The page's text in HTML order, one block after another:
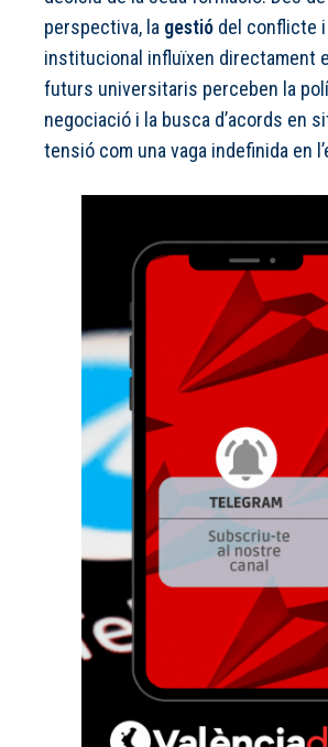
perspectiva, la gestió del conflicte
institucional influïxen directament
futurs universitaris perceben la
negociació i la busca d’acords en
tensió com una vaga indefinida en